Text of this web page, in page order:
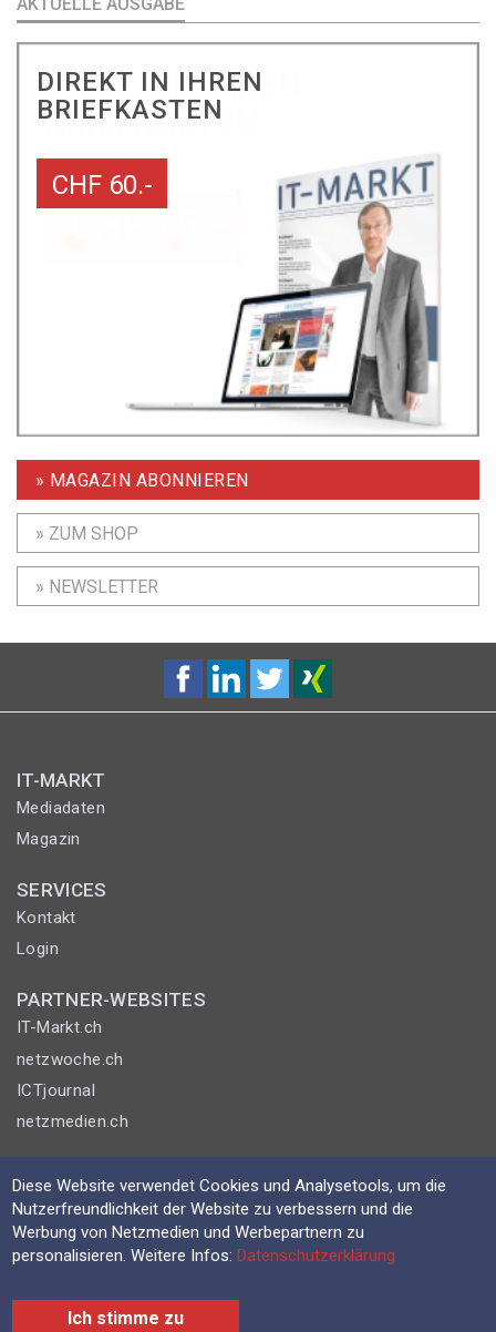
DIREKT IN IHREN
BRIEFKASTEN
CHF 60.-
» MAGAZIN ABONNIEREN
» ZUM SHOP
» NEWSLETTER
IT-MARKT
Mediadaten
Magazin
SERVICES
Kontakt
Login
PARTNER-WEBSITES
IT-Markt.ch
netzwoche.ch
ICTjournal
netzmedien.ch
Impressum
AGB
Nutzungsbestimmungen
Diese Website verwendet Cookies und Analysetools, um die
Nutzerfreundlichkeit der Website zu verbessern und die
Werbung von Netzmedien und Werbepartnern zu
personalisieren. Weitere Infos:Datenschutzerklärung
Ich stimme zu